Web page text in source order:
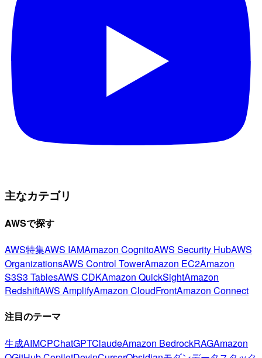
主なカテゴリ
AWSで探す
AWS特集AWS IAMAmazon CognitoAWS Security HubAWS
OrganizationsAWS Control TowerAmazon EC2Amazon
S3S3 TablesAWS CDKAmazon QuickSightAmazon
RedshiftAWS AmplifyAmazon CloudFrontAmazon Connect
注目のテーマ
生成AIMCPChatGPTClaudeAmazon BedrockRAGAmazon